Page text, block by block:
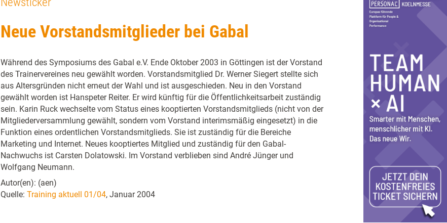
Neue Vorstandsmitglieder bei Gabal
Während des Symposiums des Gabal e.V. Ende Oktober 2003 in Göttingen ist der Vorstand
des Trainervereines neu gewählt worden. Vorstandsmitglied Dr. Werner Siegert stellte sich
aus Altersgründen nicht erneut der Wahl und ist ausgeschieden. Neu in den Vorstand
gewählt worden ist Hanspeter Reiter. Er wird künftig für die Öffentlichkeitsarbeit zuständig
sein. Karin Ruck wechselte vom Status eines kooptierten Vorstandsmitglieds (nicht von der
Mitgliederversammlung gewählt, sondern vom Vorstand interimsmäßig eingesetzt) in die
Funktion eines ordentlichen Vorstandsmitglieds. Sie ist zuständig für die Bereiche
Marketing und Internet. Neues kooptiertes Mitglied und zuständig für den Gabal-
Nachwuchs ist Carsten Dolatowski. Im Vorstand verblieben sind André Jünger und
Wolfgang Neumann.
Autor(en): (aen)
Quelle: Training aktuell 01/04, Januar 2004